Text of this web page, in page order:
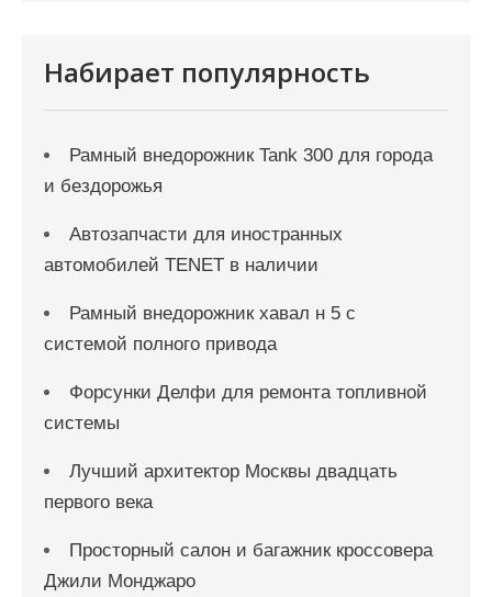
Набирает популярность
Рамный внедорожник Tank 300 для города
и бездорожья
Автозапчасти для иностранных
автомобилей TENET в наличии
Рамный внедорожник хавал н 5 с
системой полного привода
Форсунки Делфи для ремонта топливной
системы
Лучший архитектор Москвы двадцать
первого века
Просторный салон и багажник кроссовера
Джили Монджаро